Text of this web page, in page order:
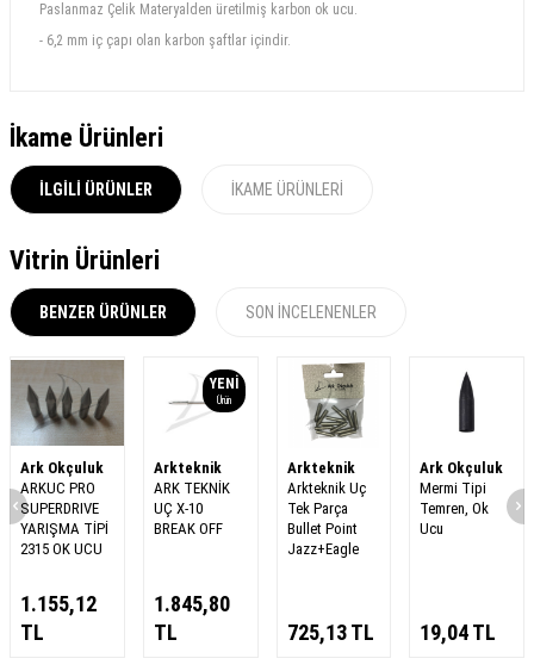
Paslanmaz Çelik Materyalden üretilmiş karbon ok ucu.
- 6,2 mm iç çapı olan karbon şaftlar içindir.
İkame Ürünleri
İLGILI ÜRÜNLER İKAME ÜRÜNLERI
Vitrin Ürünleri
BENZER ÜRÜNLER SON İNCELENENLER
Ark Okçuluk
ARKUC PRO
SUPERDRIVE
YARIŞMA TİPİ
2315 OK UCU
1.155,12
TL
YENI
Ürün
Arkteknik
ARK TEKNİK
UÇ X-10
BREAK OFF
1.845,80
TL
Arkteknik
Arkteknik Uç
Tek Parça
Bullet Point
Jazz+Eagle
725,13TL
Ark Okçuluk
Mermi Tipi
Temren, Ok
Ucu
19,04TL